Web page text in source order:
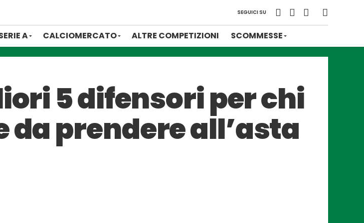
SEGUICI SU
A CALCIOMERCATO ALTRE COMPETIZIONI SCOMMESSE
5 difensori per chi
prendere all’asta